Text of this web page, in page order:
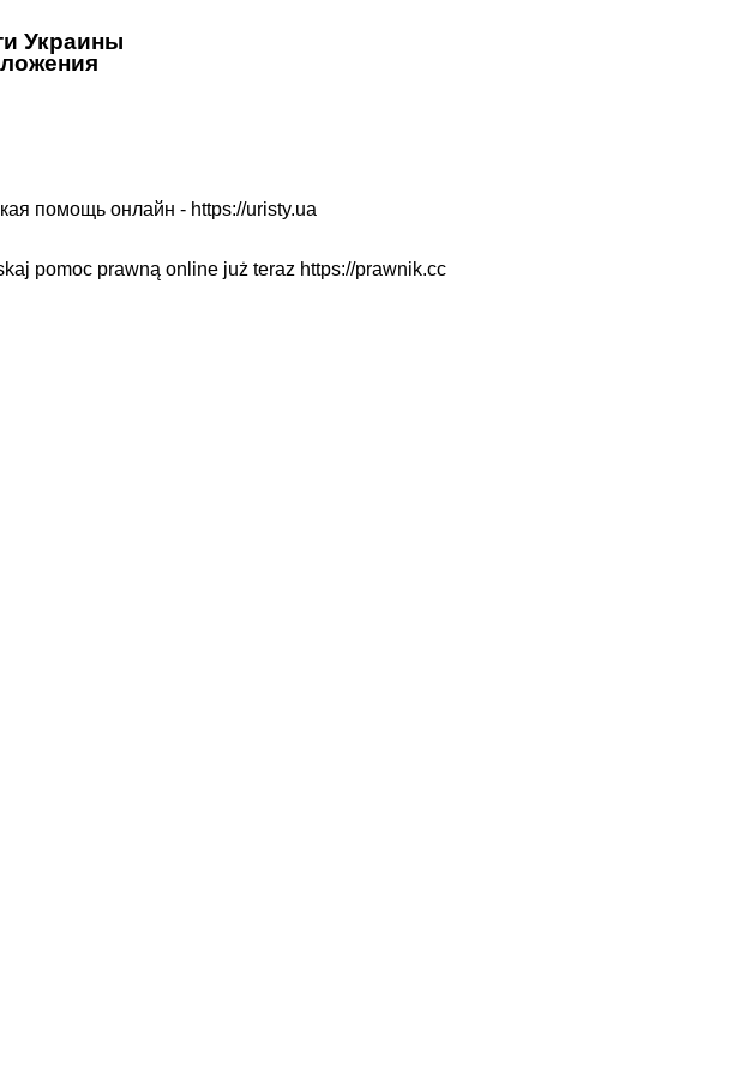
Украины
помощь онлайн - https://uristy.ua
pomoc prawną online już teraz https://prawnik.cc